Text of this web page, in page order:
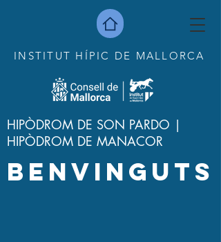
INSTITUT HÍPIC DE MALLORCA
HIPÒDROM DE SON PARDO |
HIPÒDROM DE MANACOR
BENVINGUTS